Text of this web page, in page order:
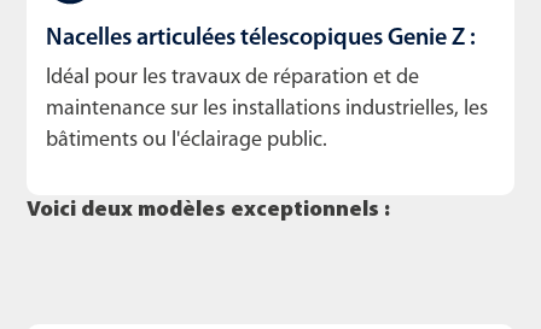
Nacelles articulées télescopiques Genie Z :
Idéal pour les travaux de réparation et de
maintenance sur les installations industrielles, les
bâtiments ou l'éclairage public.
Voici deux modèles exceptionnels :